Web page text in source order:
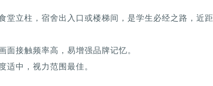
堂立柱，宿舍出入口或楼梯间，是学生必经之路，近距
面接触频率高，易增强品牌记忆。
适中，视力范围最佳。